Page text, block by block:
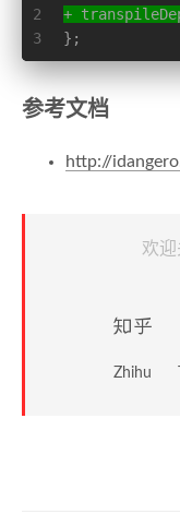
2
3
+
};
参考文档
http://
欢
Zhihu